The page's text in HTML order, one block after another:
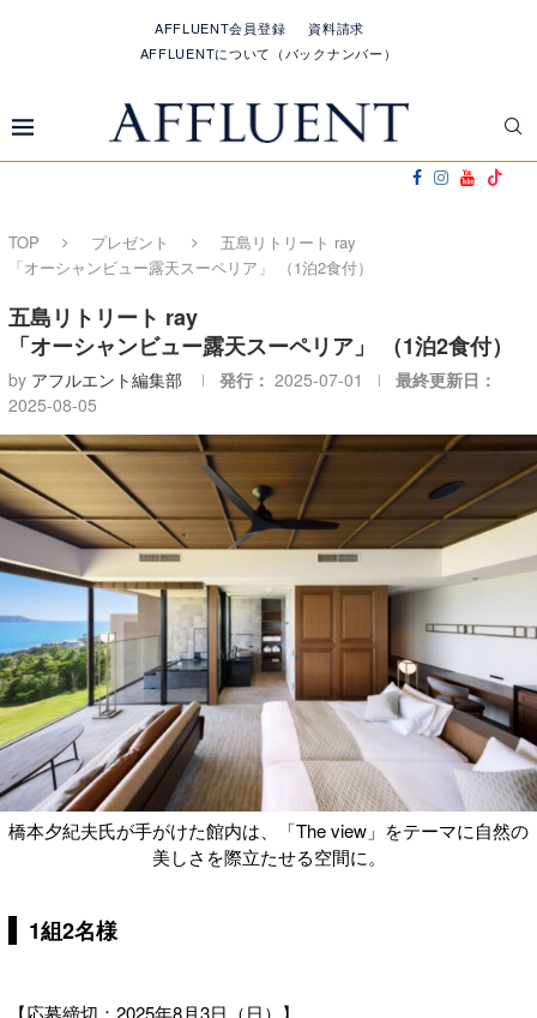
AFFLUENT会員登録
資料請求
AFFLUENTについて（バックナンバー）
TOP プレゼント
五島リトリート ray
「オーシャンビュー露天スーペリア」 （1泊2食付）
五島リトリート ray
「オーシャンビュー露天スーペリア」 （1泊2食付）
by アフルエント編集部 発行： 2025-07-01
最終更新日：
2025-08-05
橋本夕紀夫氏が手がけた館内は、「The view」をテーマに自然の
美しさを際立たせる空間に。
1組2名様